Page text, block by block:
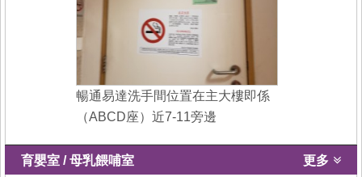
暢通易達洗手間位置在主大樓即係
（ABCD座）近7-11旁邊
育嬰室 / 母乳餵哺室 更多